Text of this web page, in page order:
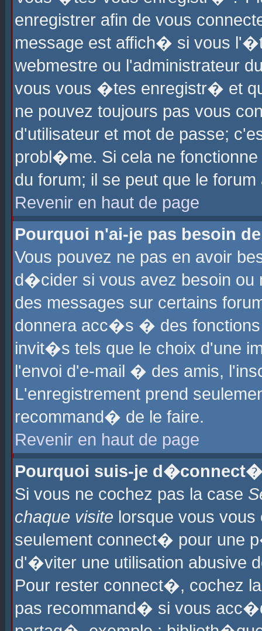
enregistrer afin de vous
message est affich� si vous
webmestre ou l'administrateur
vous vous �tes enregistr� et
ne pouvez toujours pas vous
d'utilisateur et mot de passe;
probl�me. Si cela ne
du forum; il se peut que le
Revenir en haut de page
Pourquoi n'ai-je pas besoin
Vous pouvez ne pas en avoir
d�cider si vous avez besoin ou
des messages sur certains
donnera acc�s � des fonctions
invit�s tels que le choix d'une
l'envoi d'e-mail � des amis,
L'enregistrement prend
recommand� de le faire.
Revenir en haut de page
Pourquoi suis-je
Si vous ne cochez pas la case
chaque visite lorsque vous
seulement connect� pour une
d'�viter une utilisation abusive
Pour rester connect�, cochez
pas recommand� si vous